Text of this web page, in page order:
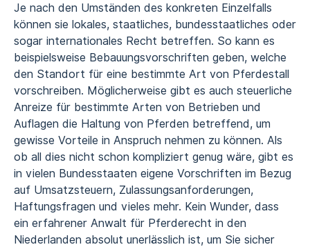
Je nach den Umständen des konkreten Einzelfalls
können sie lokales, staatliches, bundesstaatliches oder
sogar internationales Recht betreffen. So kann es
beispielsweise Bebauungsvorschriften geben, welche
den Standort für eine bestimmte Art von Pferdestall
vorschreiben. Möglicherweise gibt es auch steuerliche
Anreize für bestimmte Arten von Betrieben und
Auflagen die Haltung von Pferden betreffend, um
gewisse Vorteile in Anspruch nehmen zu können. Als
ob all dies nicht schon kompliziert genug wäre, gibt es
in vielen Bundesstaaten eigene Vorschriften im Bezug
auf Umsatzsteuern, Zulassungsanforderungen,
Haftungsfragen und vieles mehr. Kein Wunder, dass
ein erfahrener Anwalt für Pferderecht in den
Niederlanden absolut unerlässlich ist, um Sie sicher